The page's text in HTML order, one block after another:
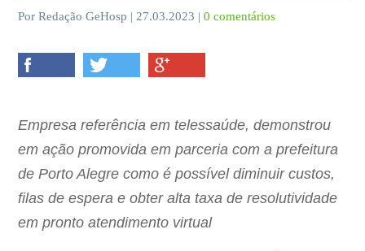
Por Redação GeHosp | 27.03.2023 |0 comentários
Empresa referência em telessaúde, demonstrou
em ação promovida em parceria com a prefeitura
de Porto Alegre como é possível diminuir custos,
filas de espera e obter alta taxa de resolutividade
em pronto atendimento virtual